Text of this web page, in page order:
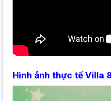
Hình ảnh thực tế Villa